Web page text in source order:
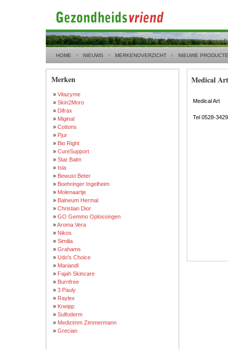
HOME NIEUWS MERKENOVERZICHT NIEUWE
Merken
» Vitazyme
» Skin2Moro
» Difrax
» Miginal
» Cottons
» Pjur
» Bio Right
» CureSupport
» Star Balm
» Isla
» Bewust Beter
» Boehringer Ingelheim
» Molenaartje
» Balneum Hermal
» Christian Dior
» GO Gemmo Oplossingen
»Aroma Vera
» Nikos
» Similia
» Grahams
» Udo's Choice
» Mariandl
» Fajah Skincare
» Burnfree
» 3 Pauly
» Raylex
» Kneipp
» Sulfoderm
» Medizimm Zimmermann
» Grecian
Medical Art
Medical Art
Tel 0528-